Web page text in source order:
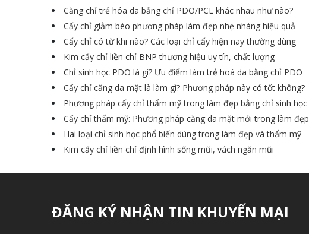
Căng chỉ trẻ hóa da bằng chỉ PDO/PCL khác nhau như nào?
Cấy chỉ giảm béo phương pháp làm đẹp nhẹ nhàng hiệu quả
Cấy chỉ có từ khi nào? Các loại chỉ cấy hiện nay thường dùng
Kim cấy chỉ liền chỉ BNP thương hiệu uy tín, chất lượng
Chỉ sinh học PDO là gì? Ưu điểm làm trẻ hoá da bằng chỉ PDO
Cấy chỉ căng da mặt là làm gì? Phương pháp này có tốt không?
Phương pháp cấy chỉ thẩm mỹ trong làm đẹp bằng chỉ sinh học
Cấy chỉ thẩm mỹ: Phương pháp căng da mặt mới trong làm đẹp
Hai loại chỉ sinh học phổ biến dùng trong làm đẹp và thẩm mỹ
Kim cấy chỉ liền chỉ định hình sống mũi, vách ngăn mũi
ĐĂNG KÝ NHẬN TIN KHUYẾN MẠI